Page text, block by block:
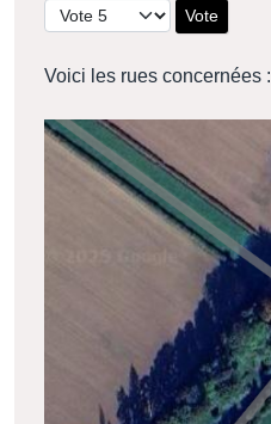
Veuillez voter
Voici les rues concernées